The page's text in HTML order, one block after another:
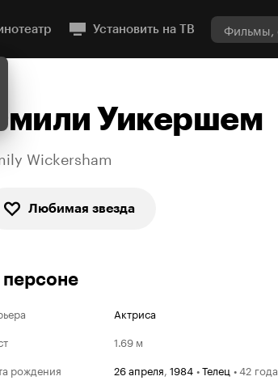
Установить на ТВ
Эмили Уикершем
Wickersham
Любимая звезда
Актриса
1.69 м
рождения
26 апреля, 1984 •Телец •42 года